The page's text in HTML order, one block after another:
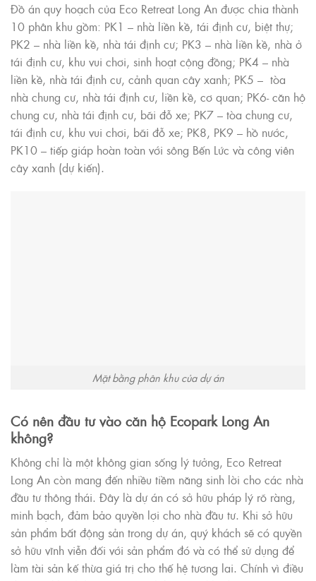
Đồ án quy hoạch của Eco Retreat Long An được chia thành
10 phân khu gồm: PK1 – nhà liền kề, tái định cư, biệt thự;
PK2 – nhà liền kề, nhà tái định cư; PK3 – nhà liền kề, nhà ở
tái định cư, khu vui chơi, sinh hoạt cộng đồng; PK4 – nhà
liền kề, nhà tái định cư, cảnh quan cây xanh; PK5 – tòa
nhà chung cư, nhà tái định cư, liền kề, cơ quan; PK6- căn hộ
chung cư, nhà tái định cư, bãi đỗ xe; PK7 – tòa chung cư,
tái định cư, khu vui chơi, bãi đỗ xe; PK8, PK9 – hồ nước,
PK10 – tiếp giáp hoàn toàn với sông Bến Lức và công viên
cây xanh (dự kiến).
Mặt bằng phân khu của dự án
Có nên đầu tư vào căn hộ Ecopark Long An
không?
Không chỉ là một không gian sống lý tưởng, Eco Retreat
Long An còn mang đến nhiều tiềm năng sinh lời cho các nhà
đầu tư thông thái. Đây là dự án có sở hữu pháp lý rõ ràng,
minh bạch, đảm bảo quyền lợi cho nhà đầu tư. Khi sở hữu
sản phẩm bất động sản trong dự án, quý khách sẽ có quyền
sở hữu vĩnh viễn đối với sản phẩm đó và có thể sử dụng để
làm tài sản kế thừa giá trị cho thế hệ tương lai. Chính vì điều